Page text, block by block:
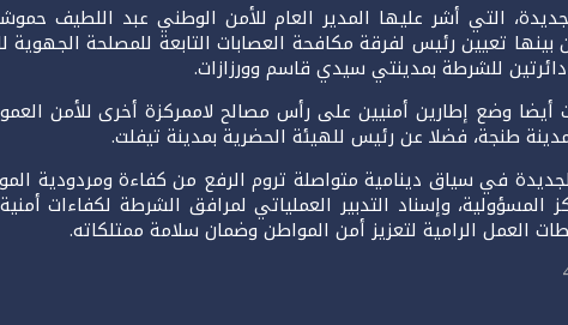
التي أشر عليها المدير العام للأمن الوطني عبد اللطيف
تعيين رئيس لفرقة مكافحة العصابات التابعة للمصلحة الجهوية
للشرطة بمدينتي سيدي قاسم وورزازات.
أيضا وضع إطارين أمنيين على رأس مصالح لاممركزة أخرى للأمن
طنجة، فضلا عن رئيس للهيئة الحضرية بمدينة تيفلت.
في سياق دينامية متواصلة تروم الرفع من كفاءة ومردودية
المسؤولية، وإسناد التدبير العملياتي لمرافق الشرطة لكفاءات
العمل الرامية لتعزيز أمن المواطن وضمان سلامة ممتلكاته.